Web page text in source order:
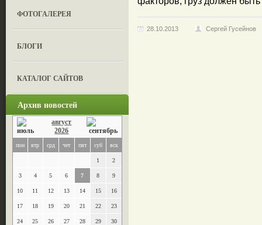
ФОТОГАЛЕРЕЯ
БЛОГИ
КАТАЛОГ САЙТОВ
Архив новостей
август
2026
пон втр срд чет пят суб вск
1 2
3 4 5 6 7 8 9
10 11 12 13 14 15 16
17 18 19 20 21 22 23
24 25 26 27 28 29 30
28.10.2013 Сергей Гусейнов